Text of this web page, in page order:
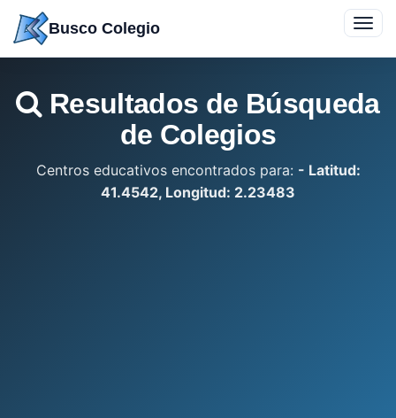
contenido
Busco Colegio
Resultados de Búsqueda
de Colegios
Centros educativos encontrados para: - Latitud:
41.4542, Longitud: 2.23483